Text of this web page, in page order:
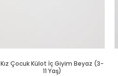
Kız Çocuk Külot İç Giyim Beyaz (3-
11 Yaş)